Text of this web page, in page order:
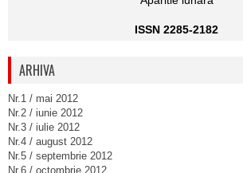
ISSN 2285-2182
ARHIVA
Nr.1 / mai 2012
Nr.2 / iunie 2012
Nr.3 / iulie 2012
Nr.4 / august 2012
Nr.5 / septembrie 2012
Nr.6 / octombrie 2012